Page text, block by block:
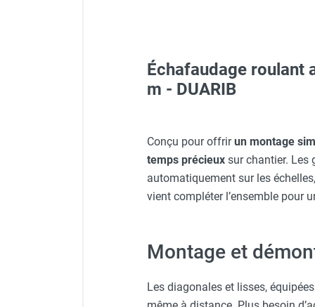
Protecteur d'oreilles avec
Visière V 10 - HUSQVARNA
Gants classiques -
Veste de chantier PE10J -
Échafaudage roulant
m - DUARIB
Conçu pour offrirun montage
temps précieux sur chantier. Les
automatiquement sur les
vient compléter l’ensemble pour
Montage et
Les diagonales et lisses,